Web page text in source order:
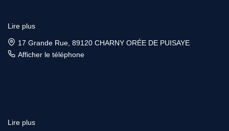
Lire plus
17 Grande Rue, 89120 CHARNY ORÉE DE PUISAYE
Afficher le téléphone
Lire plus